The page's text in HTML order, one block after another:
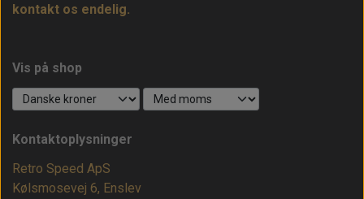
kontakt os endelig.
Vis på shop
Kontaktoplysninger
Retro Speed ApS
Kølsmosevej 6, Enslev